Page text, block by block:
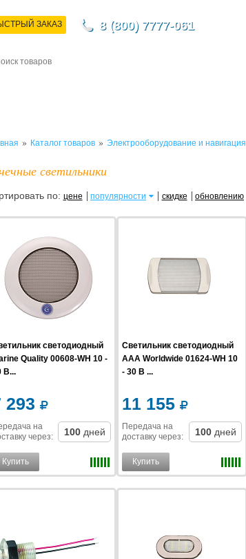
ЗАКАЗ 8 (800) 7777-061
» Каталог товаров» Электрооборудование и навигация
светильники
по: цене популярности скидке обновлению
светодиодный
Quality 00608-WH 10 -
В...
293
на
через: 100 дней
Купить
Светильник светодиодный
AAA Worldwide 01624-WH 10
- 30 В ...
11 155
Передача на
доставку через: 100 дней
Купить